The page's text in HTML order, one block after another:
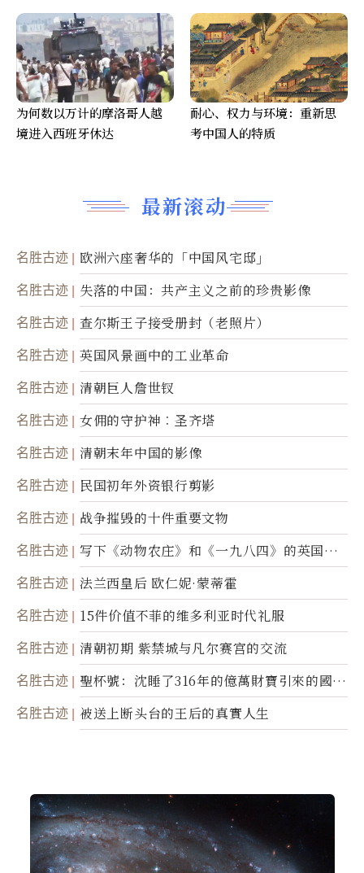
最新滚动
名胜古迹 欧洲六座奢华的「中国风宅邸」
名胜古迹 失落的中国：共产主义之前的珍贵影像
名胜古迹 查尔斯王子接受册封（老照片）
名胜古迹 英国风景画中的工业革命
名胜古迹 清朝巨人詹世钗
名胜古迹 女佣的守护神︰圣齐塔
名胜古迹 清朝末年中国的影像
名胜古迹 民国初年外资银行剪影
名胜古迹 战争摧毁的十件重要文物
名胜古迹
写下《动物农庄》和《一九八四》的英国作
家乔治．欧威尔
名胜古迹 法兰西皇后 欧仁妮·蒙蒂霍
名胜古迹 15件价值不菲的维多利亚时代礼服
名胜古迹 清朝初期 紫禁城与凡尔赛宫的交流
名胜古迹
聖杯號：沈睡了316年的億萬財寶引來的國際
糾紛
名胜古迹 被送上断头台的王后的真實人生
为何数以万计的摩洛哥人越
境进入西班牙休达
耐心、权力与环境：重新思
考中国人的特质